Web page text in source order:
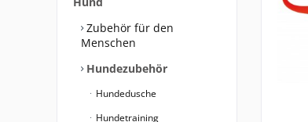
Zubehör für den
Menschen
Hundezubehör
Hundedusche
Hundetraining